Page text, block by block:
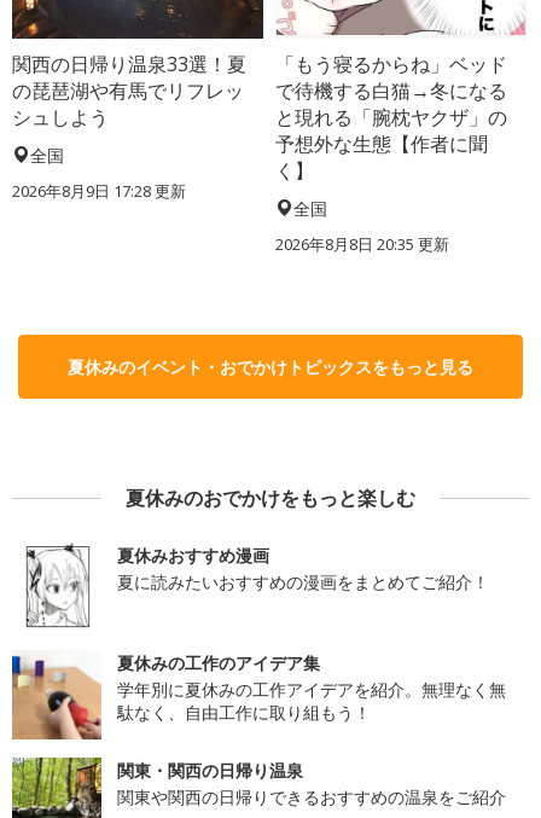
関西の日帰り温泉33選！夏
の琵琶湖や有馬でリフレッ
シュしよう
全国
2026年8月9日 17:28更新
「もう寝るからね」ベッド
で待機する白猫→冬になる
と現れる「腕枕ヤクザ」の
予想外な生態【作者に聞
く】
全国
2026年8月8日 20:35 更新
夏休みのイベント・おでかけトピックスをもっと見る
夏休みのおでかけをもっと楽しむ
夏休みおすすめ漫画
夏に読みたいおすすめの漫画をまとめてご紹介！
夏休みの工作のアイデア集
学年別に夏休みの工作アイデアを紹介。無理なく無
駄なく、自由工作に取り組もう！
関東・関西の日帰り温泉
関東や関西の日帰りできるおすすめの温泉をご紹介